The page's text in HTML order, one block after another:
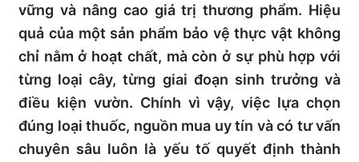
vững và nâng cao giá trị thương phẩm. Hiệu
quả của một sản phẩm bảo vệ thực vật không
chỉ nằm ở hoạt chất, mà còn ở sự phù hợp với
từng loại cây, từng giai đoạn sinh trưởng và
điều kiện vườn. Chính vì vậy, việc lựa chọn
đúng loại thuốc, nguồn mua uy tín và có tư vấn
chuyên sâu luôn là yếu tố quyết định thành